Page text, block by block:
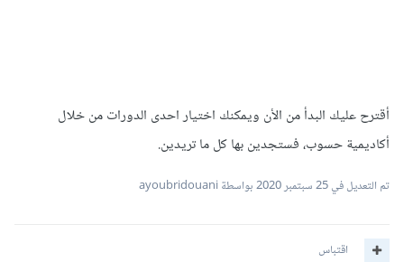
أقترح عليك البدأ من الأن ويمكنك اختيار احدى الدورات من خلال
أكاديمية حسوب، فستجدين بها كل ما تريدين.
تم التعديل في25 سبتمبر 2020 بواسطة ayoubridouani
اقتباس